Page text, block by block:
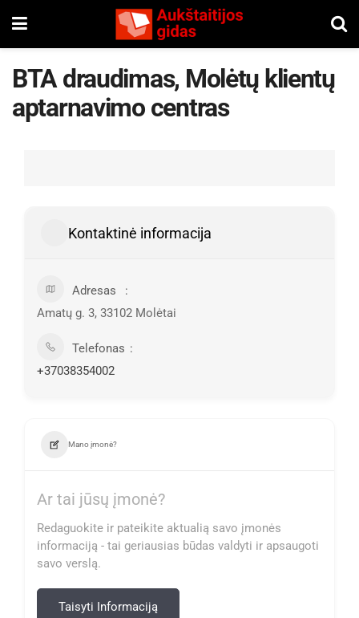
BTA draudimas, Molėtų klientų
aptarnavimo centras
Kontaktinė informacija
Adresas
Amatų g. 3, 33102 Molėtai
Telefonas
+37038354002
Mano įmonė?
Ar tai jūsų įmonė?
Redaguokite ir pateikite aktualią savo įmonės
informaciją - tai geriausias būdas valdyti ir apsaugoti
savo verslą.
Taisyti Informaciją